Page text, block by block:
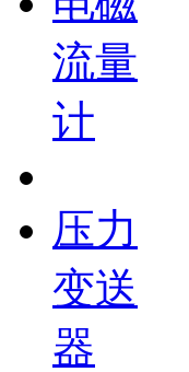
流量
计
压力
变送
器